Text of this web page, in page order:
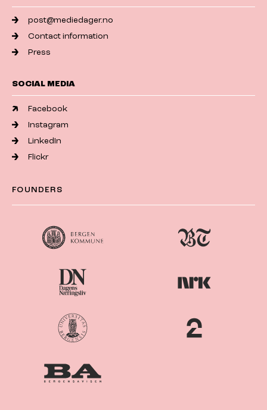
post@mediedager.no
Contact information
Press
SOCIAL MEDIA
Facebook
Instagram
LinkedIn
Flickr
FOUNDERS